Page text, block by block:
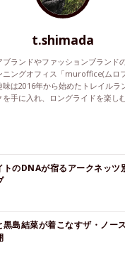
t.shimada
ランドやファッションブランド
ニングオフィス「muroffice(ムロ
味は2016年から始めたトレイルラ
手に入れ、ロングライドを楽し
トのDNAが宿るアークネッツ
黒島結菜が着こなすザ・ノー